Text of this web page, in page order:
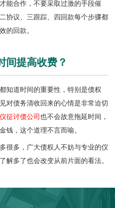
才能合作，不要采取过激的手段催
协议、三跟踪、四回款每个步骤都
的回款。
间提高收费？
知道时间的重要性，特别是债权
对债务清收回来的心情是非常迫切
仪征讨债公司也不会故意拖延时间，
钱，这个道理不言而喻。
很多，广大债权人不妨与专业的仪
解多了也会改变从前片面的看法。